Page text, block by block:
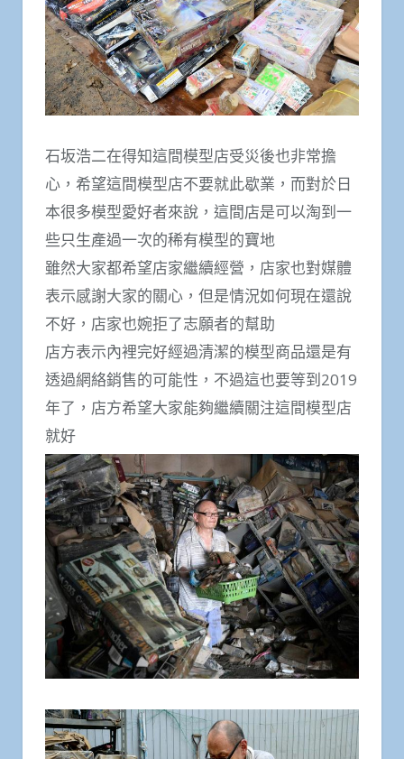
石坂浩二在得知這間模型店受災後也非常擔
心，希望這間模型店不要就此歇業，而對於日
本很多模型愛好者來說，這間店是可以淘到一
些只生產過一次的稀有模型的寶地
雖然大家都希望店家繼續經營，店家也對媒體
表示感謝大家的關心，但是情況如何現在還說
不好，店家也婉拒了志願者的幫助
店方表示內裡完好經過清潔的模型商品還是有
透過網絡銷售的可能性，不過這也要等到2019
年了，店方希望大家能夠繼續關注這間模型店
就好